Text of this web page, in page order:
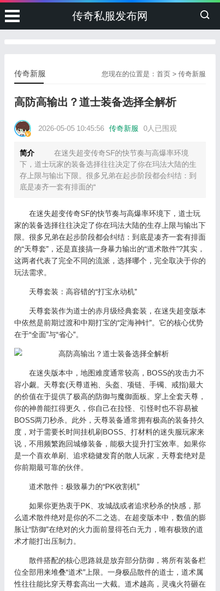
传奇私服发布网
您现在的位置是：首页 >传奇新服
传奇新服
高防高输出？道士装备选择全解析
2026-05-05 10:45:56 传奇新服 0人已围观
简介
在迷失超变传奇SF的快节奏与高爆率环境
下，道士玩家的装备选择往往决定了你在玛法大陆的生
存上限与输出下限。很多兄弟在起步阶段都会纠结：到
底是凑齐一套有排面的“
在迷失超变传奇SF的快节奏与高爆率环境下，道士玩
家的装备选择往往决定了你在玛法大陆的生存上限与输出下
限。很多兄弟在起步阶段都会纠结：到底是凑齐一套有排面
的“天尊套”，还是直接搞一身暴力输出的“道术散件”?其实，
这两者代表了完全不同的流派，选择哪个，完全取决于你的
玩法需求。
天尊套装：高容错的“打宝永动机”
天尊套装作为道士的赤月级经典套装，在迷失超变版本
中依然是前期过渡和中期打宝的“定海神针”。它的核心优势
在于“全面”与“省心”。
在迷失版本中，地图难度通常较高，BOSS的攻击力不
容小觑。天尊套(天尊道袍、头盔、项链、手镯、戒指)最大
的价值在于提供了极高的防御与魔御面板。穿上全套天尊，
你的神兽能扛得更久，你自己在拉怪、引怪时也不容易被
BOSS两刀秒杀。此外，天尊装备通常拥有极高的装备持久
度，对于需要长时间挂机刷BOSS、打材料的迷失服玩家来
说，不用频繁跑回城修装备，能极大提升打宝效率。如果你
是一个喜欢单刷、追求稳健发育的散人玩家，天尊套绝对是
你前期最可靠的伙伴。
道术散件：极致暴力的“PK收割机”
如果你更热衷于PK、攻城战或者追求秒杀的快感，那
么道术散件绝对是你的不二之选。在超变版本中，数值的膨
胀让“防御”在绝对的火力面前显得苍白无力，唯有极致的道
术才能打出压制力。
散件搭配的核心思路就是放弃部分防御，将所有装备栏
位全部用来堆叠“道术”上限。一身极品散件的道士，道术属
性往往能比穿天尊套高出一大截。道术越高，灵魂火符砸在